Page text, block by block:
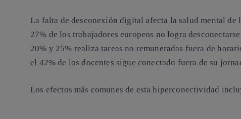
La falta de desconexión digital afecta la salud mental de
27% de los trabajadores europeos no logra
20% y 25% realiza tareas no remuneradas fuera de
el 42% de los docentes sigue conectado fuera de su
Los efectos más comunes de esta hiperconectividad